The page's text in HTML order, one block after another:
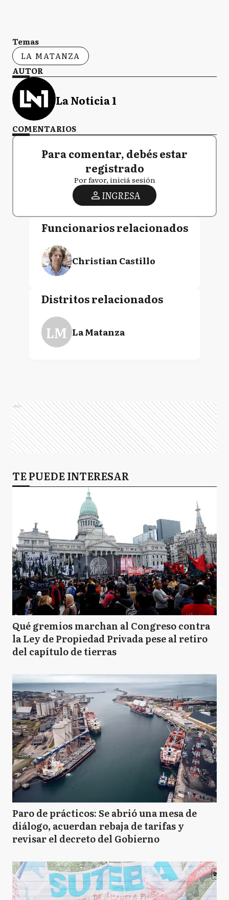
Temas
LA MATANZA
AUTOR
La Noticia 1
COMENTARIOS
Para comentar, debés estar
registrado
Por favor, iniciá sesión
INGRESA
Funcionarios relacionados
Christian Castillo
Distritos relacionados
LM La Matanza
Ads
TE PUEDE INTERESAR
Qué gremios marchan al Congreso contra
la Ley de Propiedad Privada pese al retiro
del capítulo de tierras
Paro de prácticos: Se abrió una mesa de
diálogo, acuerdan rebaja de tarifas y
revisar el decreto del Gobierno